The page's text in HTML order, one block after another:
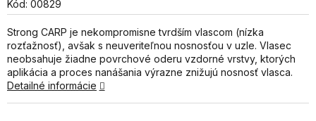
Kód: 00829
Strong CARP je nekompromisne tvrdším vlascom (nízka
rozťažnosť), avšak s neuveriteľnou nosnosťou v uzle. Vlasec
neobsahuje žiadne povrchové oderu vzdorné vrstvy, ktorých
aplikácia a proces nanášania výrazne znižujú nosnosť vlasca.
Detailné informácie
0,0
5
hviezdičiek.